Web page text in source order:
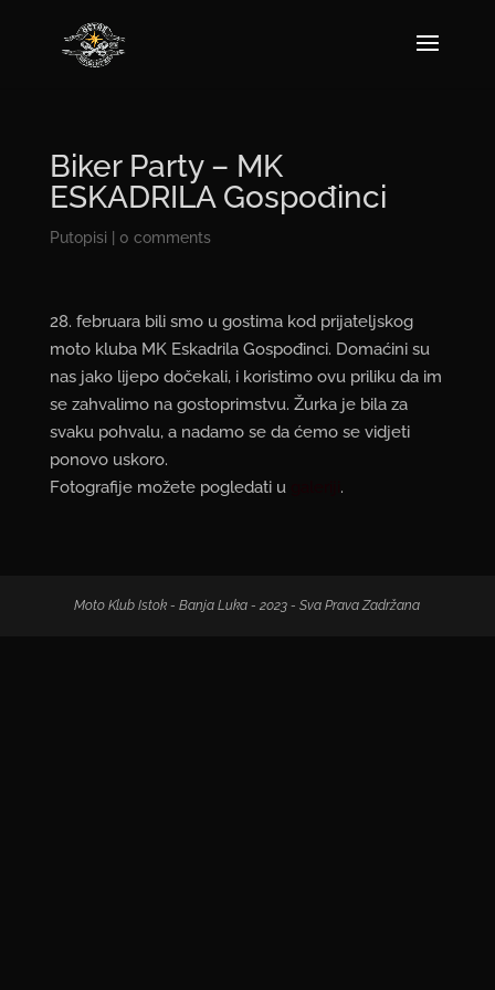
Biker Party – MK
ESKADRILA Gospođinci
Putopisi 0 comments
28. februara bili smo u gostima kod prijateljskog
moto kluba MK Eskadrila Gospođinci. Domaćini su
nas jako lijepo dočekali, i koristimo ovu priliku da im
se zahvalimo na gostoprimstvu. Žurka je bila za
svaku pohvalu, a nadamo se da ćemo se vidjeti
ponovo uskoro.
Fotografije možete pogledati u
.
Moto Klub Istok - Banja Luka - 2023 - Sva Prava Zadržana